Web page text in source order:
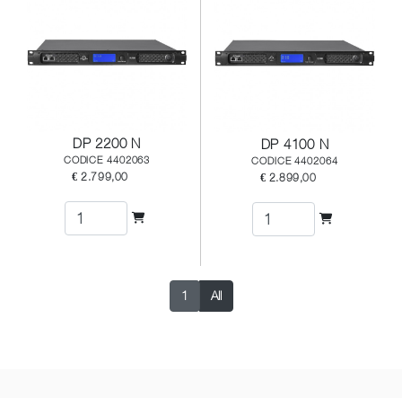
DP 2200 N
CODICE 4402063
€ 2.799,00
DP 4100 N
CODICE 4402064
€ 2.899,00
1 All